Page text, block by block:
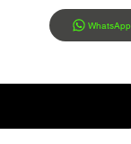
WhatsApp